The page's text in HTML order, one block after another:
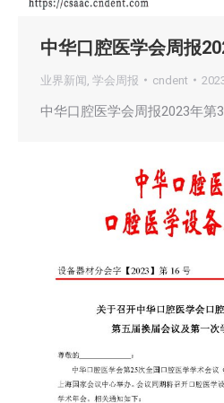
中华口腔医学会周报
业界新闻 学会周报 cndent
中华口腔医学会周报2023年第